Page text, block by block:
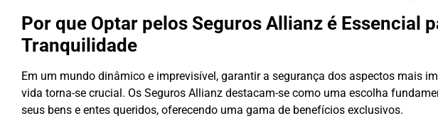
Por que Optar pelos Seguros Allianz é Essencial
Tranquilidade
Em um mundo dinâmico e imprevisível, garantir a segurança dos aspectos mais
vida torna-se crucial. Os Seguros Allianz destacam-se como uma escolha
seus bens e entes queridos, oferecendo uma gama de benefícios exclusivos.